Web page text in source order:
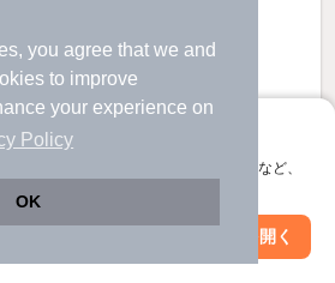
you agree that we and
to improve
your experience on
Policy
OK
て、サクサクお部屋探し
使える。マップ検索やお気に入り保存など、
アプリを開く
県名張市蔵持町原出
/ 12年6ヶ月 / 木造
2,300円）
/ 52.83㎡
絞り込み条件を変更